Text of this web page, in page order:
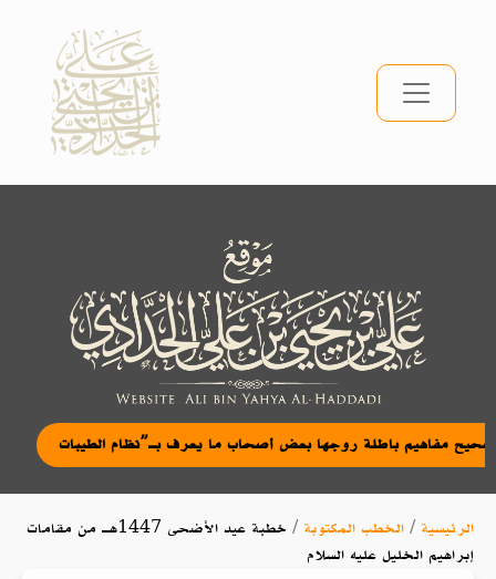
تصحيح مفاهيم باطلة روجها بعض أصحاب ما يعرف بـ”نظام الطيبات” |
الرئيسية / الخطب المكتوبة /
خطبة عيد الأضحى 1447هـ من مقامات
إبراهيم الخليل عليه السلام